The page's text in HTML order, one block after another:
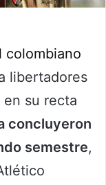
colombiano
libertadores
su recta
concluyeron
semestre,